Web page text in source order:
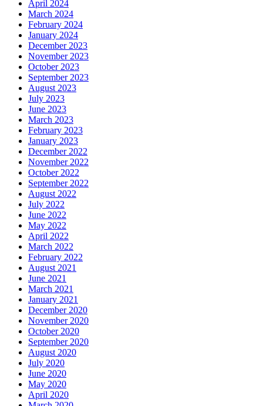
April 2024
March 2024
February 2024
January 2024
December 2023
November 2023
October 2023
September 2023
August 2023
July 2023
June 2023
March 2023
February 2023
January 2023
December 2022
November 2022
October 2022
September 2022
August 2022
July 2022
June 2022
May 2022
April 2022
March 2022
February 2022
August 2021
June 2021
March 2021
January 2021
December 2020
November 2020
October 2020
September 2020
August 2020
July 2020
June 2020
May 2020
April 2020